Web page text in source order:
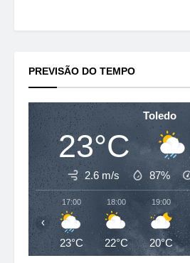
PREVISÃO DO TEMPO
Toledo
23°C
2.6 m/s 87%
17:00
23°C
18:00
22°C
19:00
20°C
‹